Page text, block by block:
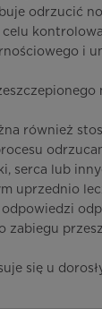
odrzucić
celu
i
również
serca lub
uprzednio
zabiegu
się u